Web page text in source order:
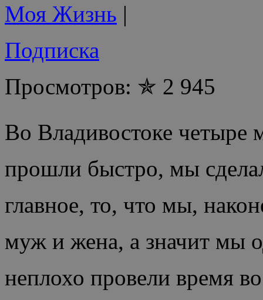
Моя Жизнь |
Подписка
Просмотров: ✯ 2 945
Во Владивостоке четыре
прошли быстро, мы
главное, то, что мы,
муж и жена, а значит мы
неплохо провели время